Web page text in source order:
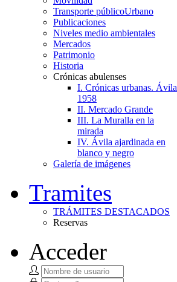
Transporte públicoUrbano
Publicaciones
Niveles medio ambientales
Mercados
Patrimonio
Historia
Crónicas abulenses
I. Crónicas urbanas. Ávila
1958
II. Mercado Grande
III. La Muralla en la
mirada
IV. Ávila ajardinada en
blanco y negro
Galería de imágenes
Tramites
TRÁMITES DESTACADOS
Reservas
Acceder